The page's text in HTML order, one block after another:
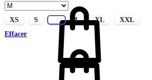
XS S L XL
XXL
Effacer